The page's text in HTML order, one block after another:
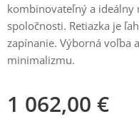
kombinovateľný a ideálny
spoločnosti. Retiazka je
zapínanie. Výborná voľba
minimalizmu.
1 062,00 €